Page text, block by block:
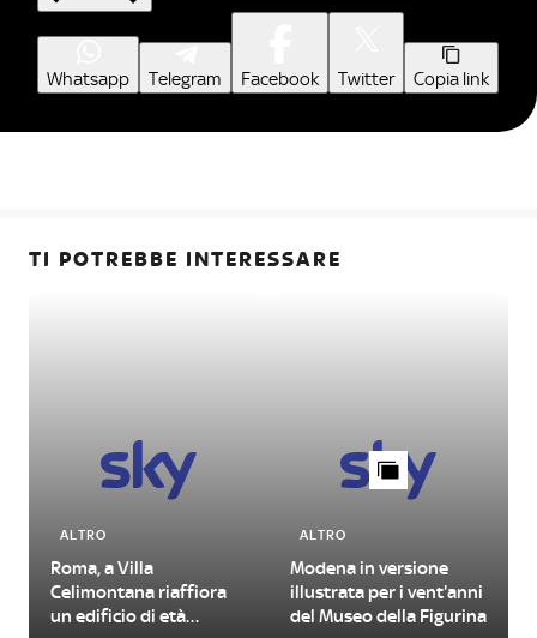
Whatsapp Telegram Facebook Twitter Copia link
TI POTREBBE INTERESSARE
ALTRO
Roma, a Villa
Celimontana riaffiora
un edificio di età
ALTRO
Modena in versione
illustrata per i vent'anni
del Museo della Figurina